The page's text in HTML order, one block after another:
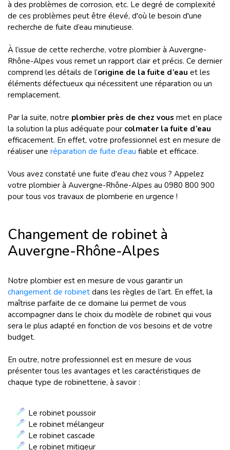
à des problèmes de corrosion, etc. Le degré de complexité
de ces problèmes peut être élevé, d'où le besoin d'une
recherche de fuite d’eau minutieuse.
À l’issue de cette recherche, votre plombier à Auvergne-
Rhône-Alpes vous remet un rapport clair et précis. Ce dernier
comprend les détails de l’origine de la fuite d’eau et les
éléments défectueux qui nécessitent une réparation ou un
remplacement.
Par la suite, notre plombier près de chez vous met en place
la solution la plus adéquate pour colmater la fuite d’eau
efficacement. En effet, votre professionnel est en mesure de
réaliser une réparation de fuite d’eau fiable et efficace.
Vous avez constaté une fuite d'eau chez vous ? Appelez
votre plombier à Auvergne-Rhône-Alpes au 0980 800 900
pour tous vos travaux de plomberie en urgence !
Changement de robinet à
Auvergne-Rhône-Alpes
Notre plombier est en mesure de vous garantir un
changement de robinet dans les règles de l’art. En effet, la
maîtrise parfaite de ce domaine lui permet de vous
accompagner dans le choix du modèle de robinet qui vous
sera le plus adapté en fonction de vos besoins et de votre
budget.
En outre, notre professionnel est en mesure de vous
présenter tous les avantages et les caractéristiques de
chaque type de robinetterie, à savoir :
Le robinet poussoir
Le robinet mélangeur
Le robinet cascade
Le robinet mitigeur